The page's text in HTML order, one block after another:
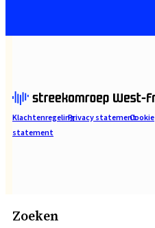
KlachtenregelingPrivacy statementCookie
statement
Zoeken